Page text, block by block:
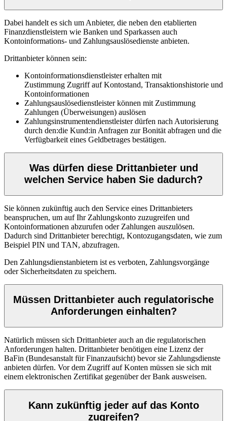
Dabei handelt es sich um Anbieter, die neben den etablierten
Finanzdienstleistern wie Banken und Sparkassen auch
Kontoinformations- und Zahlungsauslösedienste anbieten.
Drittanbieter können sein:
Kontoinformationsdienstleister erhalten mit
Zustimmung Zugriff auf Kontostand, Transaktionshistorie und
Kontoinformationen
Zahlungsauslösedienstleister können mit Zustimmung
Zahlungen (Überweisungen) auslösen
Zahlungsinstrumentendienstleister dürfen nach Autorisierung
durch den:die Kund:in Anfragen zur Bonität abfragen und die
Verfügbarkeit eines Geldbetrages bestätigen.
Was dürfen diese Drittanbieter und
welchen Service haben Sie dadurch?
Sie können zukünftig auch den Service eines Drittanbieters
beanspruchen, um auf Ihr Zahlungskonto zuzugreifen und
Kontoinformationen abzurufen oder Zahlungen auszulösen.
Dadurch sind Drittanbieter berechtigt, Kontozugangsdaten, wie zum
Beispiel PIN und TAN, abzufragen.
Den Zahlungsdienstanbietern ist es verboten, Zahlungsvorgänge
oder Sicherheitsdaten zu speichern.
Müssen Drittanbieter auch regulatorische
Anforderungen einhalten?
Natürlich müssen sich Drittanbieter auch an die regulatorischen
Anforderungen halten. Drittanbieter benötigen eine Lizenz der
BaFin (Bundesanstalt für Finanzaufsicht) bevor sie Zahlungsdienste
anbieten dürfen. Vor dem Zugriff auf Konten müssen sie sich mit
einem elektronischen Zertifikat gegenüber der Bank ausweisen.
Kann zukünftig jeder auf das Konto
zugreifen?